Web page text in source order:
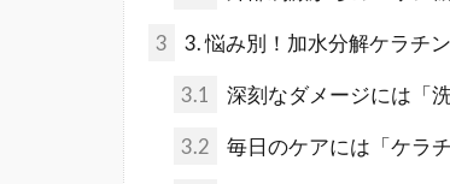
3 3. 悩み別！加水分解ケラチ
3.1 深刻なダメージには「
3.2 毎日のケアには「ケラ